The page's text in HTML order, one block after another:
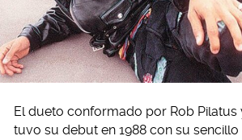
El dueto conformado por Rob Pilatus
tuvo su debut en 1988 con su sencillo